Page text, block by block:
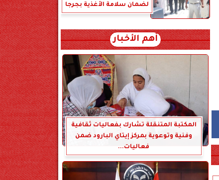
لضمان سلامة الأغذية بجرجا
أهم الأخبار
المكتبة المتنقلة تشارك بفعاليات ثقافية
وفنية وتوعوية بمركز إيتاي البارود ضمن
فعاليات...